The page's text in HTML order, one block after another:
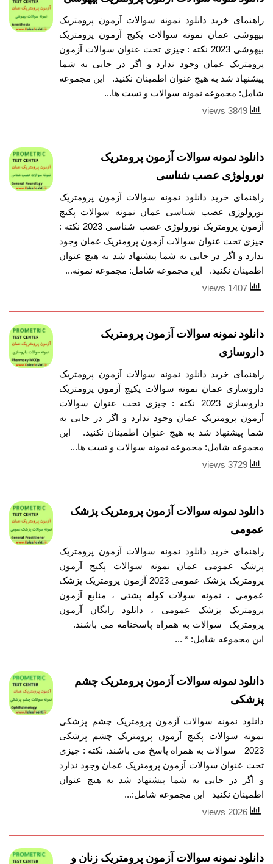
راهنمای خرید دانلود نمونه سوالات آزمون پرومتریک
بیهوشی عمان نمونه سوالات پکیج آزمون پرومتریک
بیهوشی 2023 نکته : چیزی تحت عنوان سوالات آزمون
پرومتریک عمان وجود ندارد و اگر در جایی به شما
پیشنهاد شد به هیچ عنوان اطمینان نکنید. این مجموعه
شامل: مجموعه نمونه سوالات و تست ها...
دانلود نمونه سوالات آزمون پرومتریک
نورولوژی عصب شناسی
راهنمای خرید دانلود نمونه سوالات آزمون پرومتریک
نورولوژی عصب شناسی عمان نمونه سوالات پکیج
آزمون پرومتریک نورولوژی عصب شناسی 2023 نکته :
چیزی تحت عنوان سوالات آزمون پرومتریک عمان وجود
ندارد و اگر در جایی به شما پیشنهاد شد به هیچ عنوان
اطمینان نکنید. این مجموعه شامل: مجموعه نمونه...
دانلود نمونه سوالات آزمون پرومتریک
داروسازی
راهنمای خرید دانلود نمونه سوالات آزمون پرومتریک
داروسازی عمان نمونه سوالات پکیج آزمون پرومتریک
داروسازی 2023 نکته : چیزی تحت عنوان سوالات
آزمون پرومتریک عمان وجود ندارد و اگر در جایی به
شما پیشنهاد شد به هیچ عنوان اطمینان نکنید. این
مجموعه شامل: مجموعه نمونه سوالات و تست ها...
دانلود نمونه سوالات آزمون پرومتریک پزشک
عمومی
راهنمای خرید دانلود نمونه سوالات آزمون پرومتریک
پزشک عمومی عمان نمونه سوالات پکیج آزمون
پرومتریک پزشک عمومی 2023 آزمون پرومتریک پزشک
عمومی ، نمونه سولات کوله پشتی ، منابع آزمون
پرومتریک پزشک عمومی ، دانلود رایگان آزمون
پرومتریک سوالات به همراه پاسخنامه می باشند.
این مجموعه شامل: * ...
دانلود نمونه سوالات آزمون پرومتریک چشم
پزشکی
دانلود نمونه سوالات آزمون پرومتریک چشم پزشکی
نمونه سوالات پکیج آزمون پرومتریک چشم پزشکی
2023 سوالات به همراه پاسخ می باشند. نکته : چیزی
تحت عنوان سوالات آزمون پرومتریک عمان وجود ندارد
و اگر در جایی به شما پیشنهاد شد به هیچ عنوان
اطمینان نکنید این مجموعه شامل:...
دانلود نمونه سوالات آزمون پرومتریک زنان و